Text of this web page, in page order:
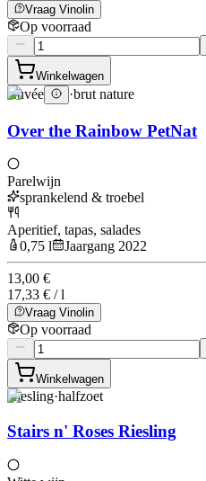
Vraag Vinolin
Op voorraad
Winkelwagen
Cuvée ·brut nature
Over the Rainbow PetNat
Parelwijn
sprankelend & troebel
Aperitief, tapas, salades
0,75 l
Jaargang 2022
13,00 €
17,33 € / l
Vraag Vinolin
Op voorraad
Winkelwagen
Riesling·halfzoet
Stairs n' Roses Riesling